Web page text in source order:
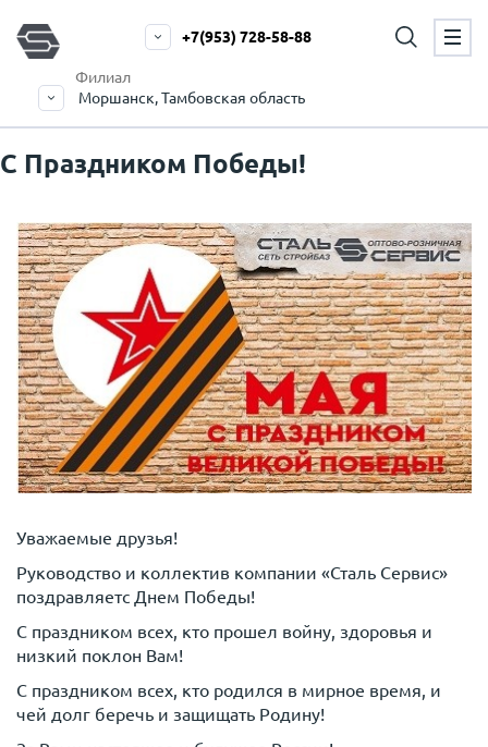
Филиал
Моршанск, Тамбовская область
+7(953) 728-58-88
С Праздником Победы!
Уважаемые друзья!
Руководство и коллектив компании «Сталь Сервис»
поздравляетс Днем Победы!
С праздником всех, кто прошел войну, здоровья и
низкий поклон Вам!
С праздником всех, кто родился в мирное время, и
чей долг беречь и защищать Родину!